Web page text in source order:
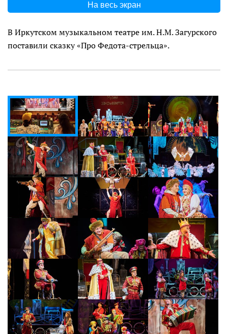
На весь экран
В Иркутском музыкальном театре им. Н.М. Загурского
поставили сказку «Про Федота-стрельца».